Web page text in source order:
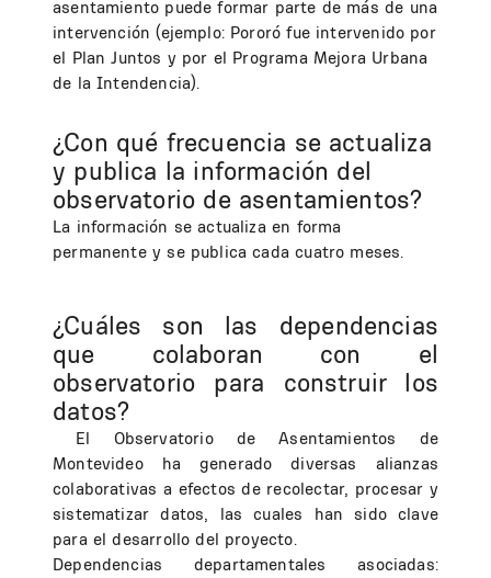
asentamiento puede formar parte de más de una
intervención (ejemplo: Pororó fue intervenido por
el Plan Juntos y por el Programa Mejora Urbana
de la Intendencia).
¿Con qué frecuencia se actualiza
y publica la información del
observatorio de asentamientos?
La información se actualiza en forma
permanente y se publica cada cuatro meses.
¿Cuáles son las dependencias
que colaboran con el
observatorio para construir los
datos?
El Observatorio de Asentamientos de
Montevideo ha generado diversas alianzas
colaborativas a efectos de recolectar, procesar y
sistematizar datos, las cuales han sido clave
para el desarrollo del proyecto.
Dependencias departamentales asociadas: